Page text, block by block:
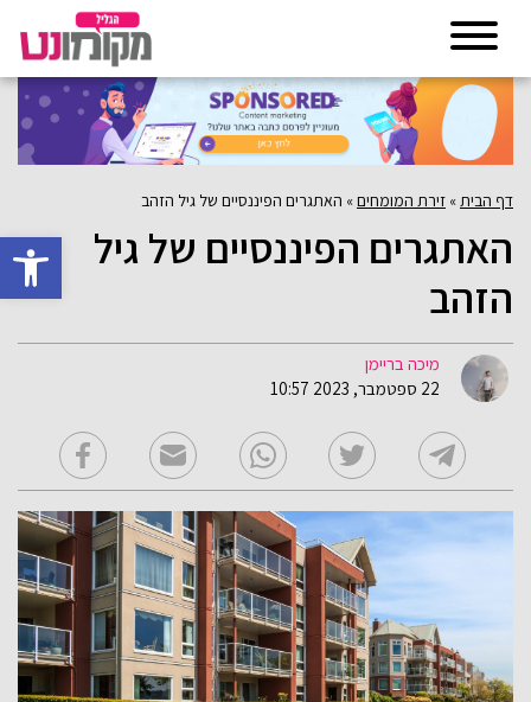
פתח
דף הבית » זירת המומחים» האתגרים הפיננסיים של גיל הזהב
האתגרים הפיננסיים של גיל
הזהב
מיכה בריימן
22 ספטמבר, 2023 10:57